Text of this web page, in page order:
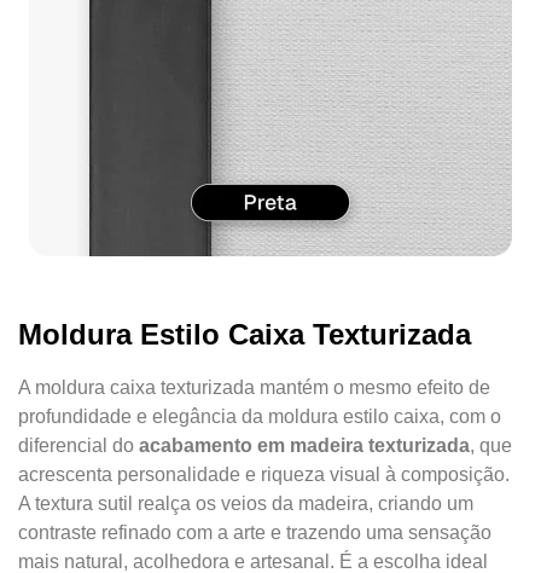
Moldura Estilo Caixa Texturizada
A moldura caixa texturizada mantém o mesmo efeito de
profundidade e elegância da moldura estilo caixa, com o
diferencial do acabamento em madeira texturizada, que
acrescenta personalidade e riqueza visual à composição.
A textura sutil realça os veios da madeira, criando um
contraste refinado com a arte e trazendo uma sensação
mais natural, acolhedora e artesanal. É a escolha ideal